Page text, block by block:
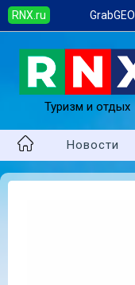
RNX.ru GrabGEO
Туризм и отдых
Новости